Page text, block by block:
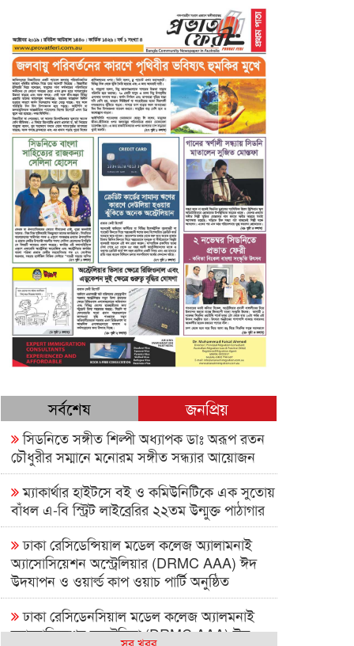
সর্বশেষ জনপ্রিয়
সিডনিতে সঙ্গীত শিল্পী অধ্যাপক ডাঃ অরূপ রতন
চৌধুরীর সম্মানে মনোরম সঙ্গীত সন্ধ্যার আয়োজন
ম্যাকার্থার হাইটসে বই ও কমিউনিটিকে এক সুতোয়
বাঁধল এ-বি স্ট্রিট লাইব্রেরির ২২তম উন্মুক্ত পাঠাগার
ঢাকা রেসিডেন্সিয়াল মডেল কলেজ অ্যালামনাই
অ্যাসোসিয়েশন অস্ট্রেলিয়ার (DRMC AAA) ঈদ
উদযাপন ও ওয়ার্ল্ড কাপ ওয়াচ পার্টি অনুষ্ঠিত
ঢাকা রেসিডেনসিয়াল মডেল কলেজ অ্যালমনাই
অ্যাসোসিয়েশন অস্ট্রেলিয়া (DRMC AAA) ঈদ
সব খবর